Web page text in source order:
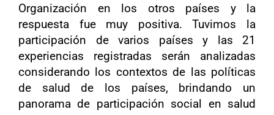
Organización en los otros países y la
respuesta fue muy positiva. Tuvimos la
participación de varios países y las 21
experiencias registradas serán analizadas
considerando los contextos de las políticas
de salud de los países, brindando un
panorama de participación social en salud